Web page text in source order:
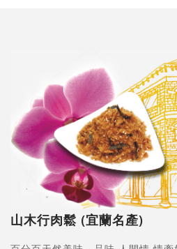
山木行肉鬆 (宜蘭名產)